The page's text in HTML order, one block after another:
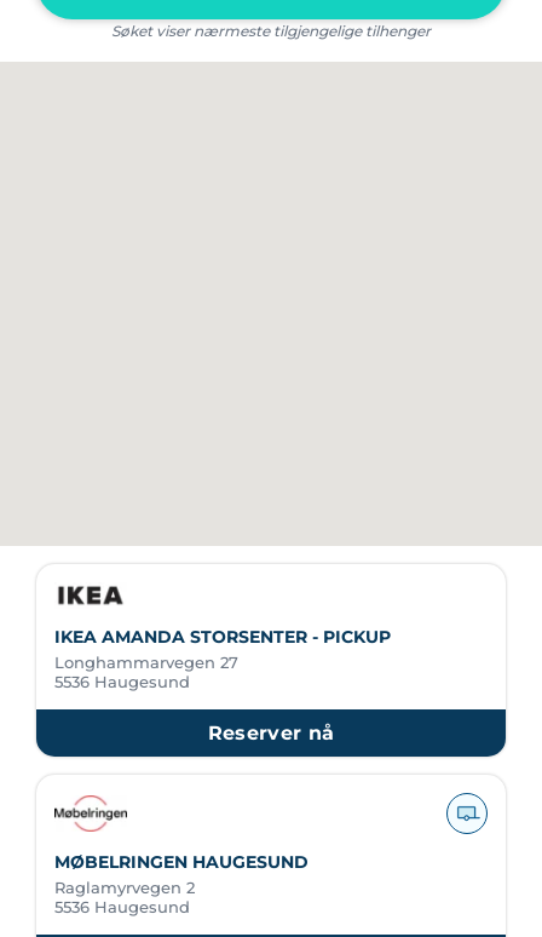
Søket viser nærmeste tilgjengelige tilhenger
IKEA AMANDA STORSENTER - PICKUP
Longhammarvegen 27
5536 Haugesund
Reserver nå
MØBELRINGEN HAUGESUND
Raglamyrvegen 2
5536 Haugesund